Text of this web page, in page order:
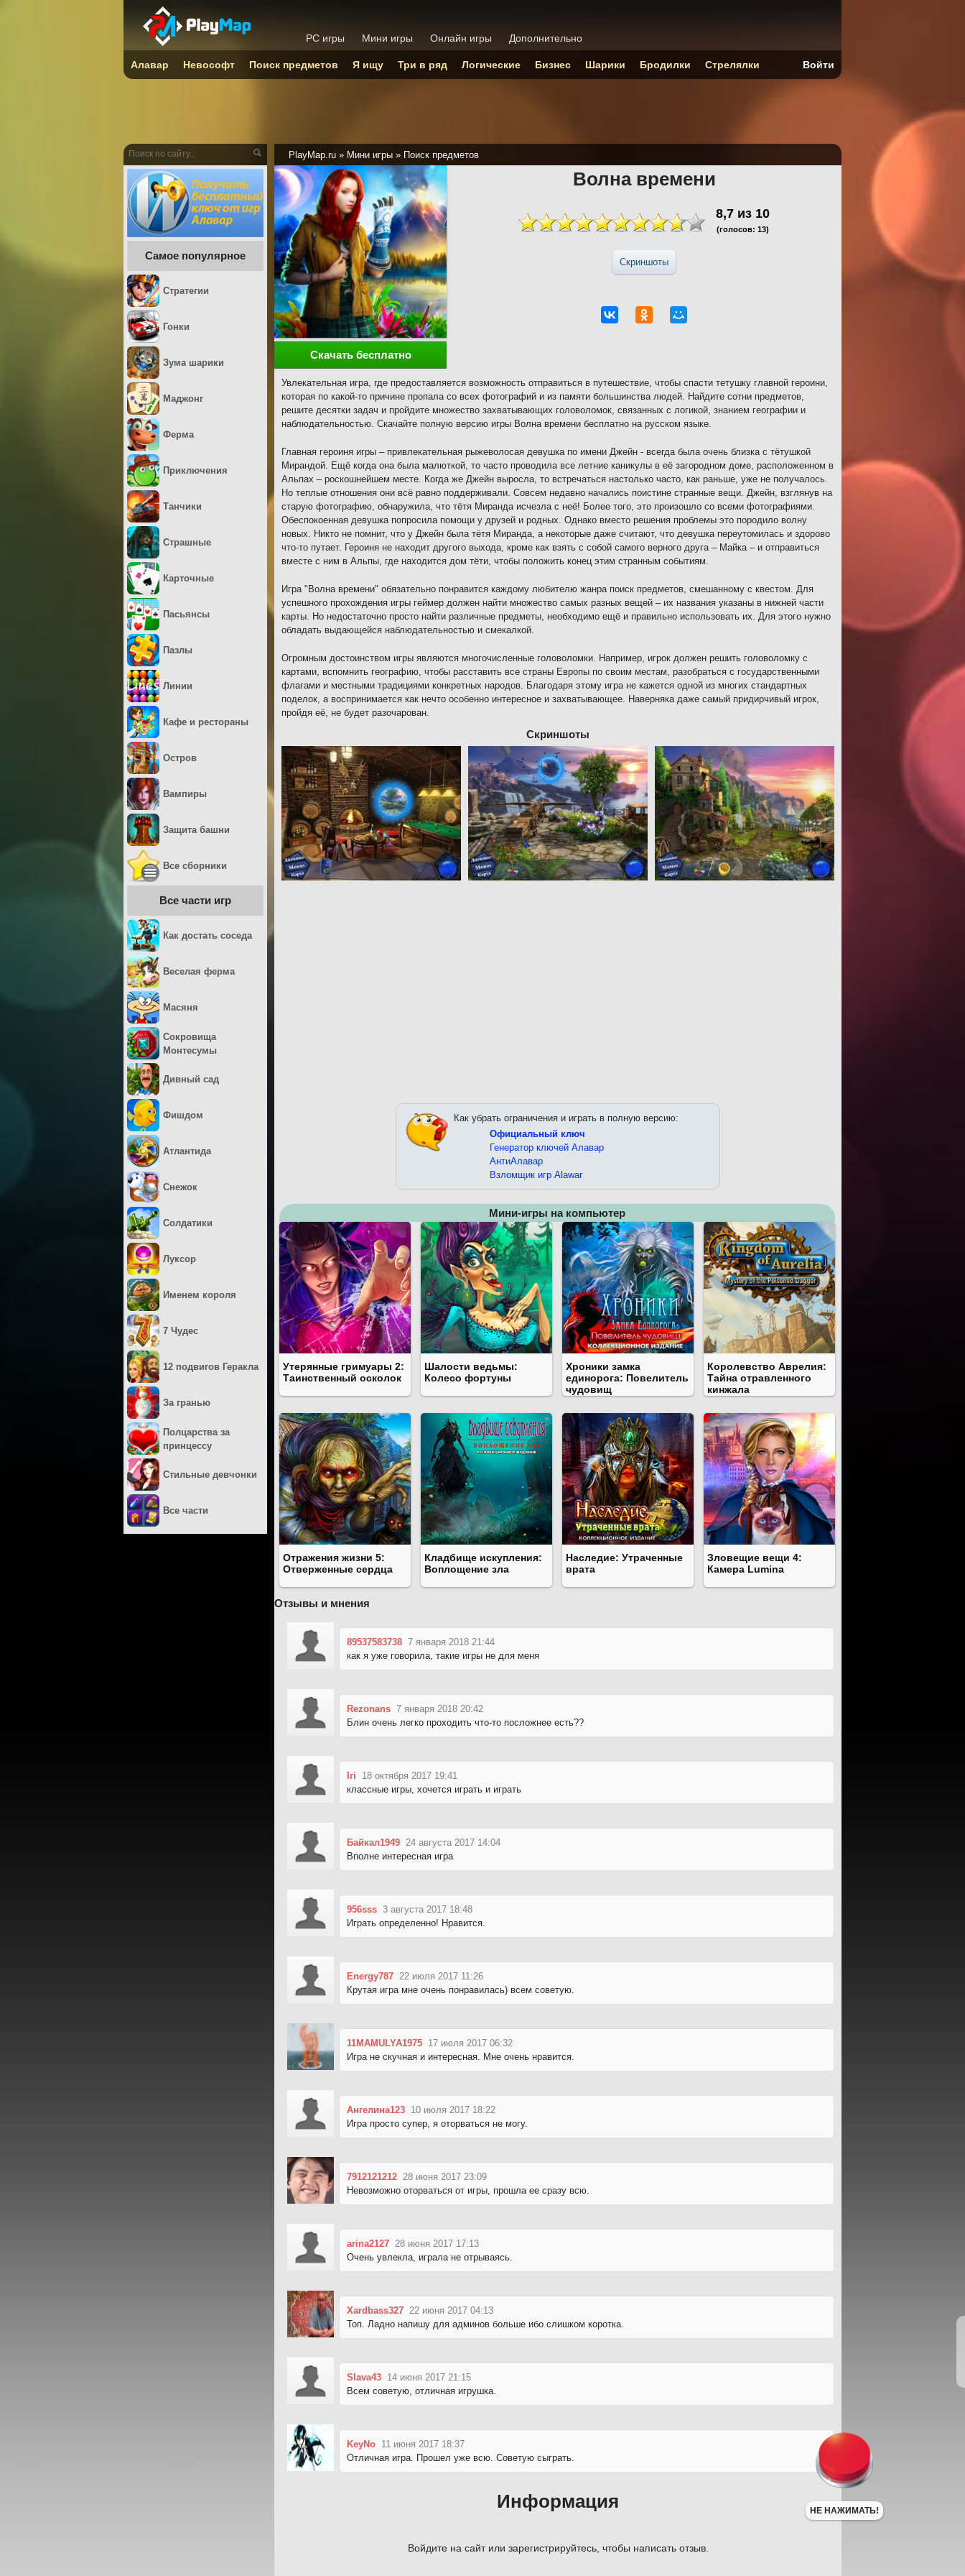
PlayMap.ru » Мини игры » Поиск предметов
Волна времени
8,7 из 10
(голосов: 13)
Скриншоты
Скачать бесплатно
Увлекательная игра, где предоставляется возможность отправиться в путешествие, чтобы спасти тетушку главной героини,
которая по какой-то причине пропала со всех фотографий и из памяти большинства людей. Найдите сотни предметов,
решите десятки задач и пройдите множество захватывающих головоломок, связанных с логикой, знанием географии и
наблюдательностью. Скачайте полную версию игры Волна времени бесплатно на русском языке.
Главная героиня игры – привлекательная рыжеволосая девушка по имени Джейн - всегда была очень близка с тётушкой
Мирандой. Ещё когда она была малюткой, то часто проводила все летние каникулы в её загородном доме, расположенном в
Альпах – роскошнейшем месте. Когда же Джейн выросла, то встречаться настолько часто, как раньше, уже не получалось.
Но теплые отношения они всё равно поддерживали. Совсем недавно начались поистине странные вещи. Джейн, взглянув на
старую фотографию, обнаружила, что тётя Миранда исчезла с неё! Более того, это произошло со всеми фотографиями.
Обеспокоенная девушка попросила помощи у друзей и родных. Однако вместо решения проблемы это породило волну
новых. Никто не помнит, что у Джейн была тётя Миранда, а некоторые даже считают, что девушка переутомилась и здорово
что-то путает. Героиня не находит другого выхода, кроме как взять с собой самого верного друга – Майка – и отправиться
вместе с ним в Альпы, где находится дом тёти, чтобы положить конец этим странным событиям.
Игра "Волна времени" обязательно понравится каждому любителю жанра поиск предметов, смешанному с квестом. Для
успешного прохождения игры геймер должен найти множество самых разных вещей – их названия указаны в нижней части
карты. Но недостаточно просто найти различные предметы, необходимо ещё и правильно использовать их. Для этого нужно
обладать выдающейся наблюдательностью и смекалкой.
Огромным достоинством игры являются многочисленные головоломки. Например, игрок должен решить головоломку с
картами, вспомнить географию, чтобы расставить все страны Европы по своим местам, разобраться с государственными
флагами и местными традициями конкретных народов. Благодаря этому игра не кажется одной из многих стандартных
поделок, а воспринимается как нечто особенно интересное и захватывающее. Наверняка даже самый придирчивый игрок,
пройдя её, не будет разочарован.
Скриншоты
Как убрать ограничения и играть в полную версию:
Официальный ключ
Генератор ключей Алавар
АнтиАлавар
Взломщик игр Alawar
Мини-игры на компьютер
Утерянные гримуары 2:
Таинственный осколок
Шалости ведьмы:
Колесо фортуны
Хроники замка
единорога: Повелитель
чудовищ
Королевство Аврелия:
Тайна отравленного
кинжала
Отражения жизни 5:
Отверженные сердца
Кладбище искупления:
Воплощение зла
Наследие: Утраченные
врата
Зловещие вещи 4:
Камера Lumina
Отзывы и мнения
89537583738 7 января 2018 21:44
как я уже говорила, такие игры не для меня
Rezonans 7 января 2018 20:42
Блин очень легко проходить что-то посложнее есть??
Iri
18 октября 2017 19:41
классные игры, хочется играть и играть
Байкал1949 24 августа 2017 14:04
Вполне интересная игра
956sss 3 августа 2017 18:48
Играть определенно! Нравится.
Energy787 22 июля 2017 11:26
Крутая игра мне очень понравилась) всем советую.
11MAMULYA1975 17 июля 2017 06:32
Игра не скучная и интересная. Мне очень нравится.
Ангелина123 10 июля 2017 18:22
Игра просто супер, я оторваться не могу.
7912121212 28 июня 2017 23:09
Невозможно оторваться от игры, прошла ее сразу всю.
arina2127 28 июня 2017 17:13
Очень увлекла, играла не отрываясь.
Xardbass327 22 июня 2017 04:13
Топ. Ладно напишу для админов больше ибо слишком коротка.
Slava43 14 июня 2017 21:15
Всем советую, отличная игрушка.
KeyNo 11 июня 2017 18:37
Отличная игра. Прошел уже всю. Советую сыграть.
Информация
Войдите на сайт или зарегистрируйтесь, чтобы написать отзыв.
Самое популярное
Стратегии
Гонки
Зума шарики
Маджонг
Ферма
Приключения
Танчики
Страшные
Карточные
Пасьянсы
Пазлы
Линии
Кафе и рестораны
Остров
Вампиры
Защита башни
Все сборники
Все части игр
Как достать соседа
Веселая ферма
Масяня
Сокровища
Монтесумы
Дивный сад
Фишдом
Атлантида
Снежок
Солдатики
Луксор
Именем короля
7 Чудес
12 подвигов Геракла
За гранью
Полцарства за
принцессу
Стильные девчонки
Все части
PC игры Мини игры Онлайн игры Дополнительно
Алавар Невософт Поиск предметов Я ищу Три в ряд Логические Бизнес Шарики Бродилки Стрелялки Войти
НЕ НАЖИМАТЬ!